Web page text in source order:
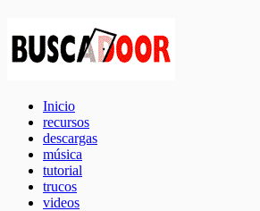
Inicio
recursos
descargas
música
tutorial
trucos
videos